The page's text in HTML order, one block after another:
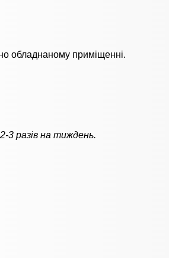
обладнаному приміщенні.
3 разів на тиждень.